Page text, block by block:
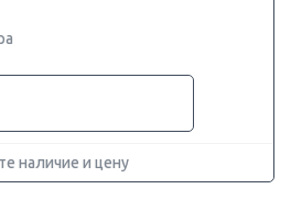
наличие и цену